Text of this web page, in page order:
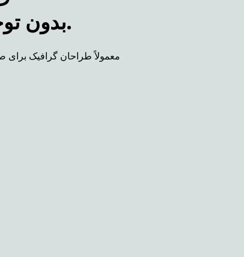
بدون توجه به جایی که بینش شما را به خود جلب می کند.
معمولاً طراحان گرافیک